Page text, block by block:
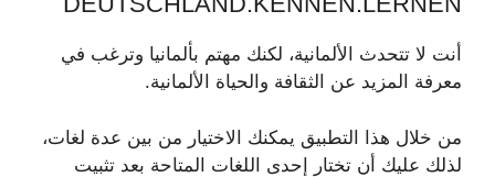
أنت لا تتحدث الألمانية، لكنك مهتم بألمانيا وترغب في
معرفة المزيد عن الثقافة والحياة الألمانية.
من خلال هذا التطبيق يمكنك الاختيار من بين عدة لغات،
لذلك عليك أن تختار إحدى اللغات المتاحة بعد تثبيت